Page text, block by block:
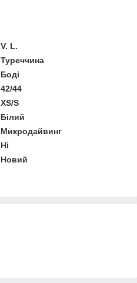
V. L.
Туреччина
Боді
42/44
XS/S
Білий
Микродайвинг
Ні
Новий